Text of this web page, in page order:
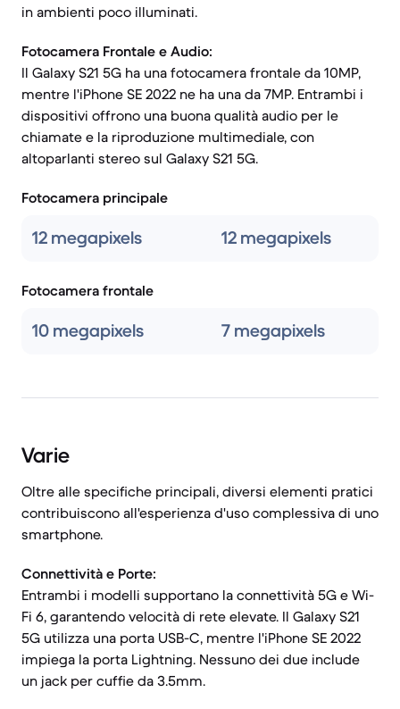
in ambienti poco illuminati.
Fotocamera Frontale e Audio:
Il Galaxy S21 5G ha una fotocamera frontale da 10MP,
mentre l'iPhone SE 2022 ne ha una da 7MP. Entrambi i
dispositivi offrono una buona qualità audio per le
chiamate e la riproduzione multimediale, con
altoparlanti stereo sul Galaxy S21 5G.
Fotocamera principale
12 megapixels 12 megapixels
Fotocamera frontale
10 megapixels 7 megapixels
Varie
Oltre alle specifiche principali, diversi elementi pratici
contribuiscono all'esperienza d'uso complessiva di uno
smartphone.
Connettività e Porte:
Entrambi i modelli supportano la connettività 5G e Wi-
Fi 6, garantendo velocità di rete elevate. Il Galaxy S21
5G utilizza una porta USB-C, mentre l'iPhone SE 2022
impiega la porta Lightning. Nessuno dei due include
un jack per cuffie da 3.5mm.